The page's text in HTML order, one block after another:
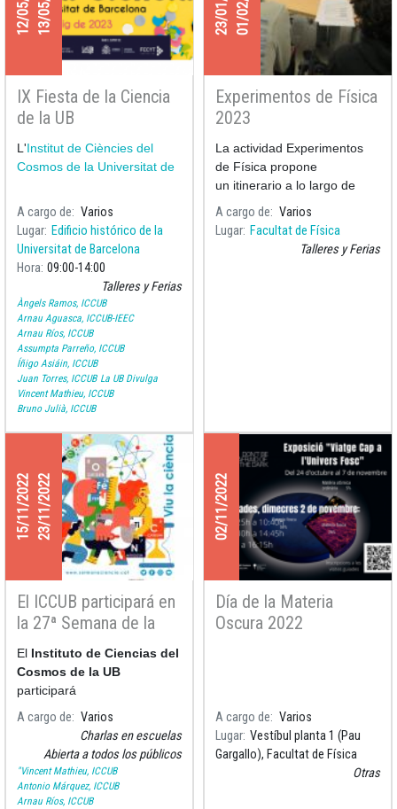
IX Fiesta de la Ciencia
de la UB
L'Institut de Ciències del
Cosmos de la Universitat de
A cargo de
Varios
Lugar Edificio histórico de la
Universitat de Barcelona
Hora 09:00 14:00
Talleres y Ferias
Àngels Ramos, ICCUB
Arnau Aguasca, ICCUB-IEEC
Arnau Ríos, ICCUB
Assumpta Parreño, ICCUB
Íñigo Asiáin, ICCUB
Juan Torres, ICCUB La UB Divulga
Vincent Mathieu, ICCUB
Bruno Julià, ICCUB
Experimentos de Física
2023
La actividad Experimentos
de Física propone
un itinerario a lo largo de
diversos ámbitos de la Física
realitzado a través de
diversos experimentos
A cargo de
Varios
Lugar Facultat de Física
Talleres y Ferias
15/11/202223/11/2022
El ICCUB participará en
la 27ª Semana de la
Ciencia de la FCRI
El Instituto de Ciencias del
Cosmos de la UB
participará
A cargo de
Varios
Charlas en escuelas
Abierta a todos los públicos
"Vincent Mathieu, ICCUB
Antonio Márquez, ICCUB
Arnau Ríos, ICCUB
02/11/2022
Día de la Materia
Oscura 2022
A cargo de
Varios
Lugar Vestíbul planta 1 (Pau
Gargallo), Facultat de Física
Otras